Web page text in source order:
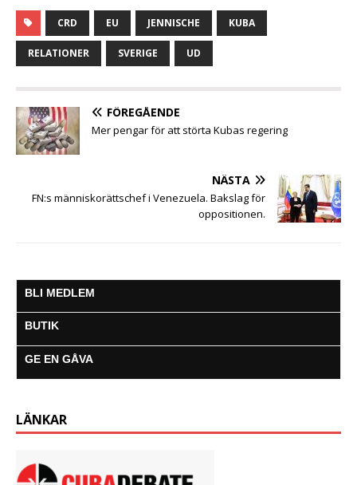
c
e
o
t
t
e
a
t
s
A
s
s
n
r
a
i
l
e
l
a
CRD EU JENNISCHE KUBA
RELATIONER SVERIGE UD
FÖREGÅENDE
Mer pengar för att störta Kubas regering
NÄSTA
FN:s människorättschef i Venezuela. Bakslag för
oppositionen.
BLI MEDLEM
BUTIK
GE EN GÅVA
LÄNKAR